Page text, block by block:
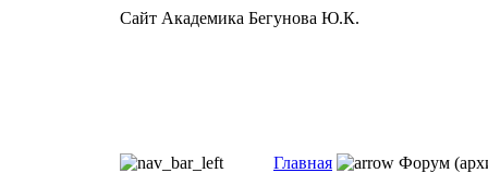
Сайт Академика Бегунова Ю.К.
Главная Форум